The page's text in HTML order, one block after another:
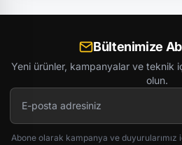
Bültenimize
Yeni ürünler, kampanyalar ve teknik
olun.
Abone olarak kampanya ve